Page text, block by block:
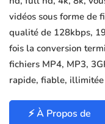
vidéos sous forme de
qualité de 128kbps,
fois la conversion
fichiers MP4, MP3,
rapide, fiable,
⚡ À Propos de